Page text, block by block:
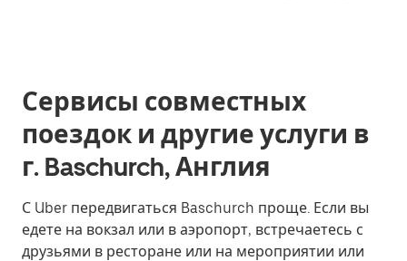
Сервисы совместных
поездок и другие услуги в
г. Baschurch, Англия
С Uber передвигаться Baschurch проще. Если вы
едете на вокзал или в аэропорт, встречаетесь с
друзьями в ресторане или на мероприятии или